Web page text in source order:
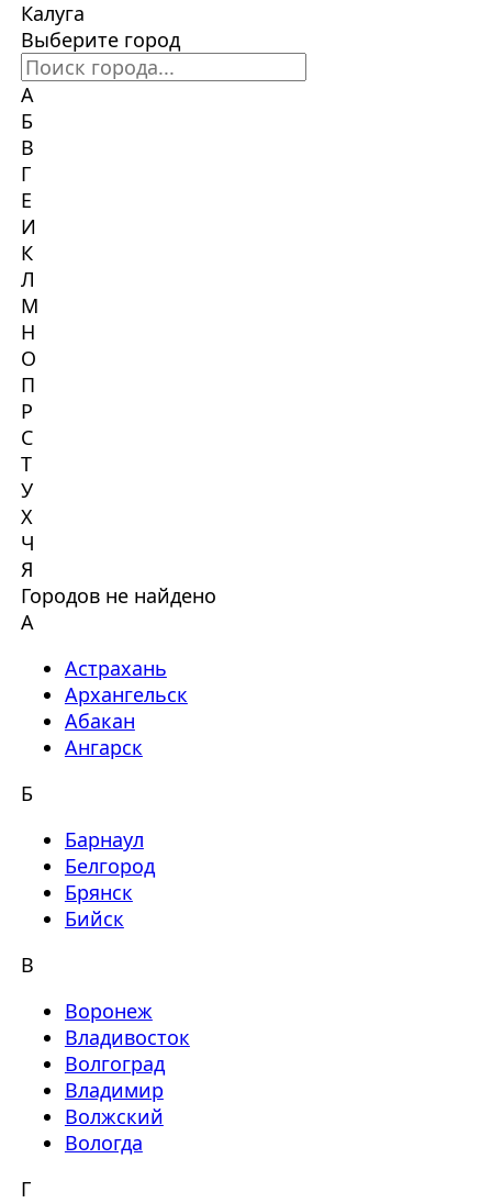
Калуга
Выберите город
А
Б
В
Г
Е
И
К
Л
М
Н
О
П
Р
С
Т
У
Х
Ч
Я
Городов не найдено
А
Астрахань
Архангельск
Абакан
Ангарск
Б
Барнаул
Белгород
Брянск
Бийск
В
Воронеж
Владивосток
Волгоград
Владимир
Волжский
Вологда
Г